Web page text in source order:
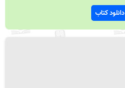
دانلود کتاب